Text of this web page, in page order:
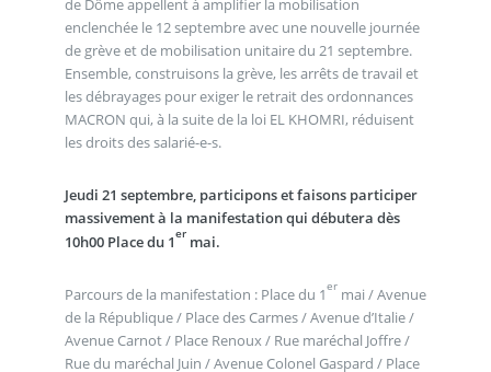
de Dôme appellent à amplifier la mobilisation
enclenchée le 12 septembre avec une nouvelle journée
de grève et de mobilisation unitaire du 21 septembre.
Ensemble, construisons la grève, les arrêts de travail et
les débrayages pour exiger le retrait des ordonnances
MACRON qui, à la suite de la loi EL KHOMRI, réduisent
les droits des salarié-e-s.
Jeudi 21 septembre, participons et faisons participer
massivement à la manifestation qui débutera dès
10h00 Place du 1er mai.
Parcours de la manifestation : Place du 1er mai / Avenue
de la République / Place des Carmes / Avenue d’Italie /
Avenue Carnot / Place Renoux / Rue maréchal Joffre /
Rue du maréchal Juin / Avenue Colonel Gaspard / Place